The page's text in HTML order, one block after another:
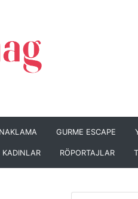
GURME ESCAPE
KADINLAR RÖPORTAJLAR